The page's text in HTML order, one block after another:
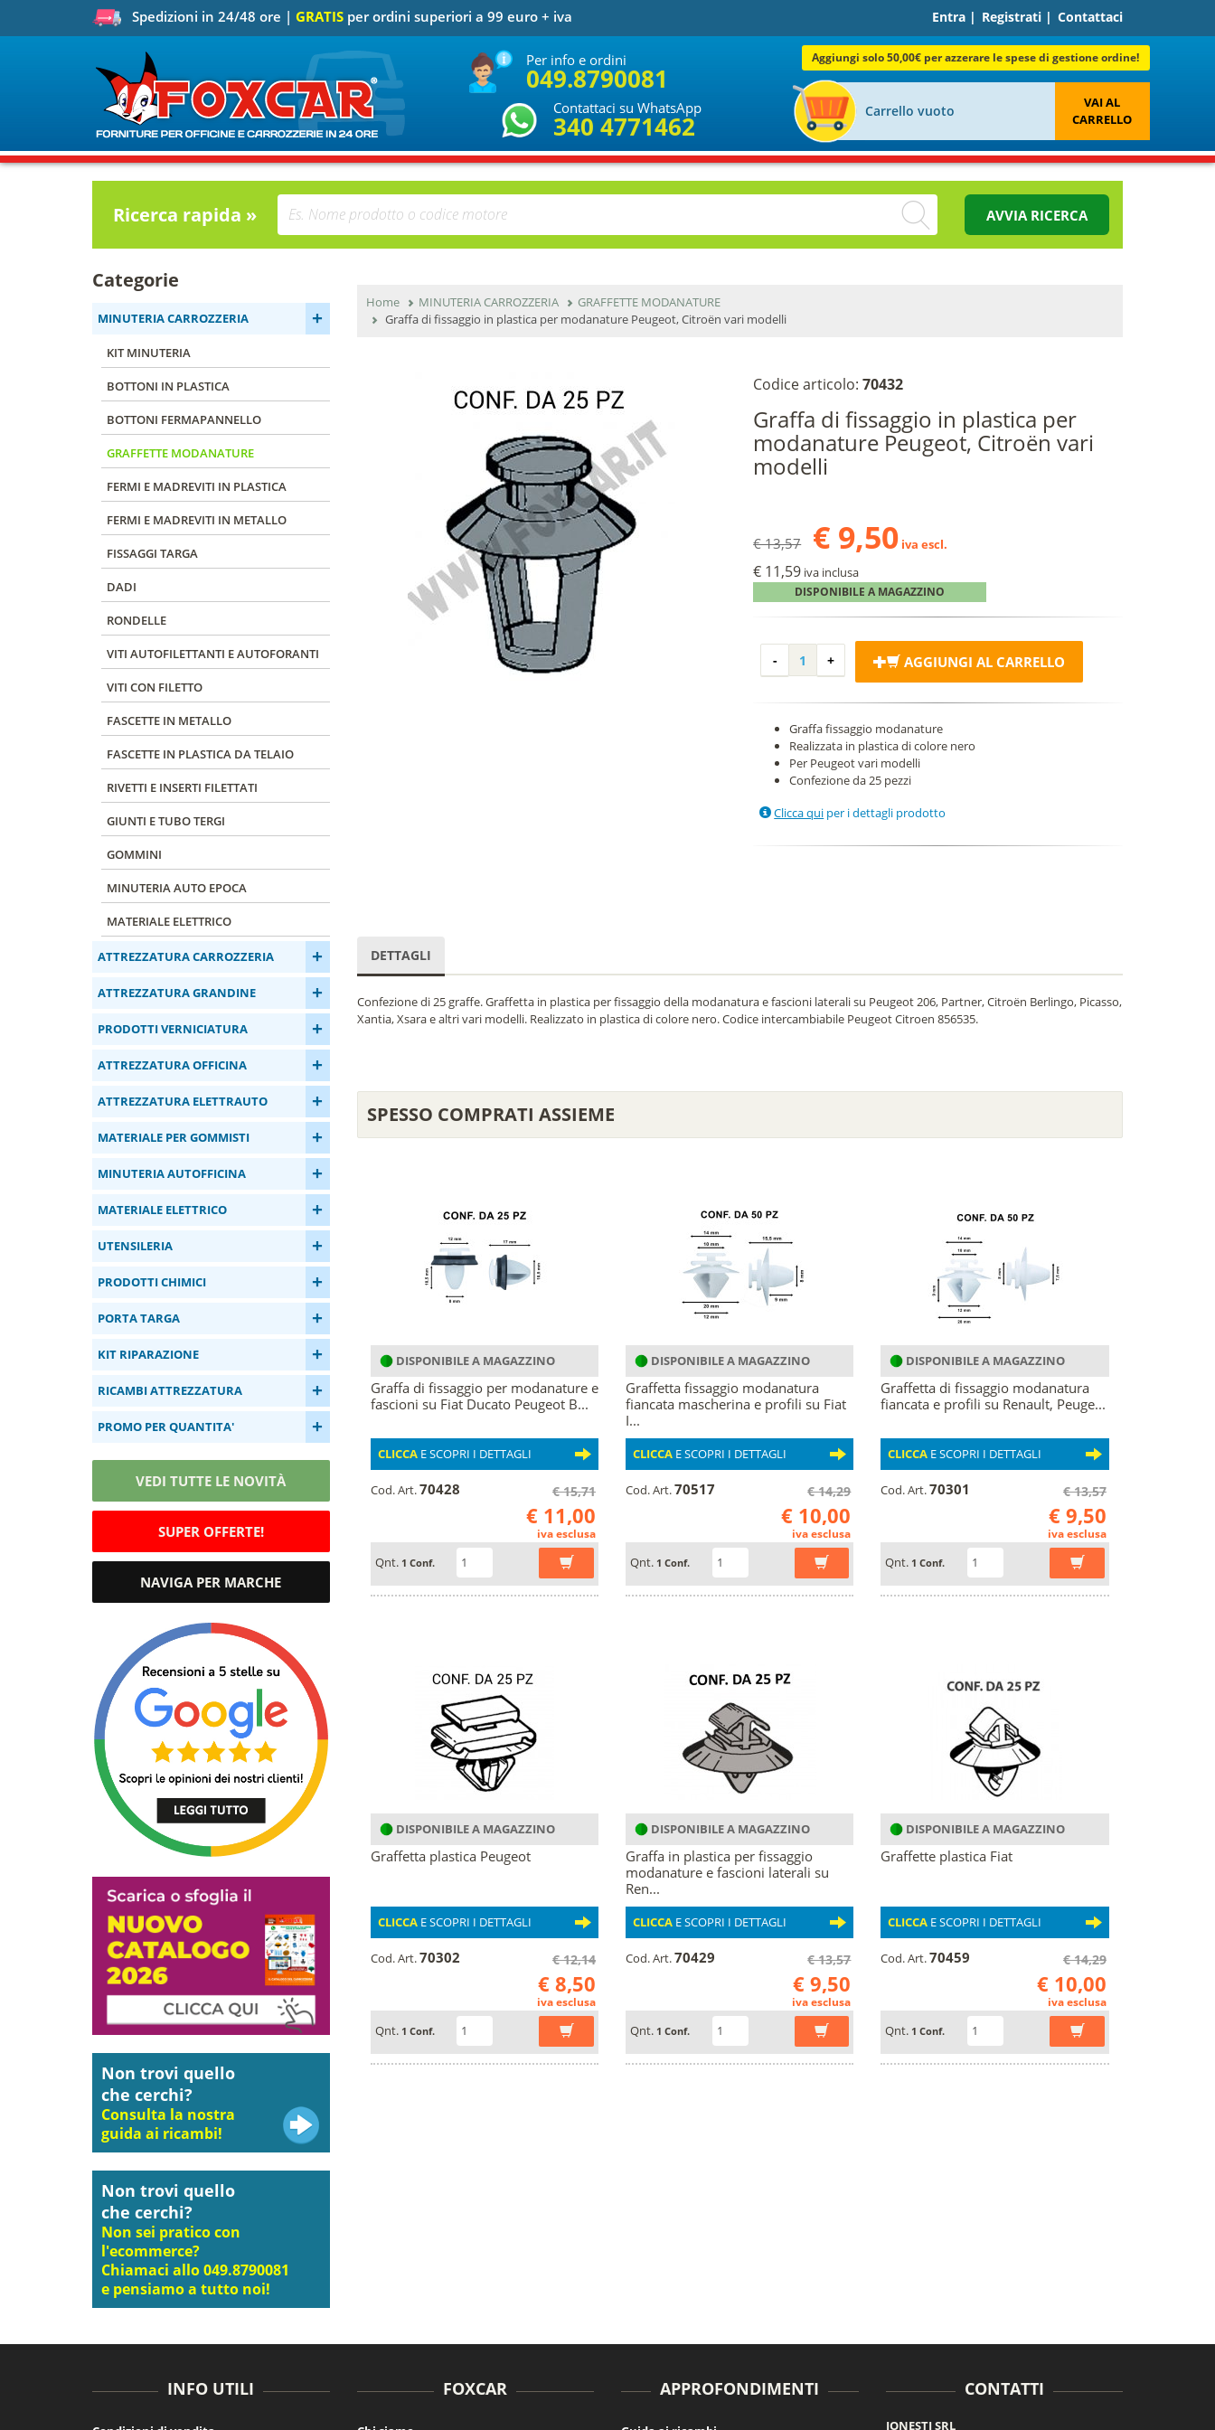
Spedizioni in 24/48 ore | GRATIS per ordini superiori a 99 euro + iva Entra| Registrati| Contattaci
Per info e ordini
049.8790081
Contattaci su WhatsApp
340 4771462
Aggiungi solo 50,00€ per azzerare le spese di gestione ordine!
Carrello vuoto
VAI AL
CARRELLO
Ricerca rapida » AVVIA RICERCA
Categorie
MINUTERIA CARROZZERIA +
KIT MINUTERIA
BOTTONI IN PLASTICA
BOTTONI FERMAPANNELLO
GRAFFETTE MODANATURE
FERMI E MADREVITI IN PLASTICA
FERMI E MADREVITI IN METALLO
FISSAGGI TARGA
DADI
RONDELLE
VITI AUTOFILETTANTI E AUTOFORANTI
VITI CON FILETTO
FASCETTE IN METALLO
FASCETTE IN PLASTICA DA TELAIO
RIVETTI E INSERTI FILETTATI
GIUNTI E TUBO TERGI
GOMMINI
MINUTERIA AUTO EPOCA
MATERIALE ELETTRICO
ATTREZZATURA CARROZZERIA +
ATTREZZATURA GRANDINE +
PRODOTTI VERNICIATURA +
ATTREZZATURA OFFICINA +
ATTREZZATURA ELETTRAUTO +
MATERIALE PER GOMMISTI +
MINUTERIA AUTOFFICINA +
MATERIALE ELETTRICO +
UTENSILERIA +
PRODOTTI CHIMICI +
PORTA TARGA +
KIT RIPARAZIONE +
RICAMBI ATTREZZATURA +
PROMO PER QUANTITA' +
VEDI TUTTE LE NOVITÀ
SUPER OFFERTE!
NAVIGA PER MARCHE
Non trovi quello
che cerchi?
Consulta la nostra
guida ai ricambi!
Non trovi quello
che cerchi?
Non sei pratico con
l'ecommerce?
Chiamaci allo 049.8790081
e pensiamo a tutto noi!
Home MINUTERIA CARROZZERIA
GRAFFETTE MODANATURE
Graffa di fissaggio in plastica per modanature Peugeot, Citroën vari modelli
Codice articolo:70432
Graffa di fissaggio in plastica per
modanature Peugeot, Citroën vari
modelli
€ 13,57 € 9,50 iva escl.
€ 11,59 iva inclusa
DISPONIBILE A MAGAZZINO
AGGIUNGI AL CARRELLO
Graffa fissaggio modanature
Realizzata in plastica di colore nero
Per Peugeot vari modelli
Confezione da 25 pezzi
Clicca qui per i dettagli prodotto
DETTAGLI
Confezione di 25 graffe. Graffetta in plastica per fissaggio della modanatura e fascioni laterali su Peugeot 206, Partner, Citroën Berlingo, Picasso,
Xantia, Xsara e altri vari modelli. Realizzato in plastica di colore nero. Codice intercambiabile Peugeot Citroen 856535.
SPESSO COMPRATI ASSIEME
DISPONIBILE A MAGAZZINO
Graffa di fissaggio per modanature e
fascioni su Fiat Ducato Peugeot B...
CLICCAE SCOPRI I DETTAGLI
Cod. Art.70428 € 15,71
€ 11,00
iva esclusa
Qnt. 1 Conf.
DISPONIBILE A MAGAZZINO
Graffetta fissaggio modanatura
fiancata mascherina e profili su Fiat
I...
CLICCAE SCOPRI I DETTAGLI
Cod. Art.70517 € 14,29
€ 10,00
iva esclusa
Qnt. 1 Conf.
DISPONIBILE A MAGAZZINO
Graffetta di fissaggio modanatura
fiancata e profili su Renault, Peuge...
CLICCA E SCOPRI I DETTAGLI
Cod. Art.70301 € 13,57
€ 9,50
iva esclusa
Qnt. 1 Conf.
DISPONIBILE A MAGAZZINO
Graffetta plastica Peugeot
CLICCAE SCOPRI I DETTAGLI
Cod. Art.70302 € 12,14
€ 8,50
iva esclusa
Qnt. 1 Conf.
DISPONIBILE A MAGAZZINO
Graffa in plastica per fissaggio
modanature e fascioni laterali su
Ren...
CLICCAE SCOPRI I DETTAGLI
Cod. Art.70429 € 13,57
€ 9,50
iva esclusa
Qnt. 1 Conf.
DISPONIBILE A MAGAZZINO
Graffette plastica Fiat
CLICCA E SCOPRI I DETTAGLI
Cod. Art.70459 € 14,29
€ 10,00
iva esclusa
Qnt. 1 Conf.
INFO UTILI FOXCAR APPROFONDIMENTI CONTATTI
JONESTI SRL